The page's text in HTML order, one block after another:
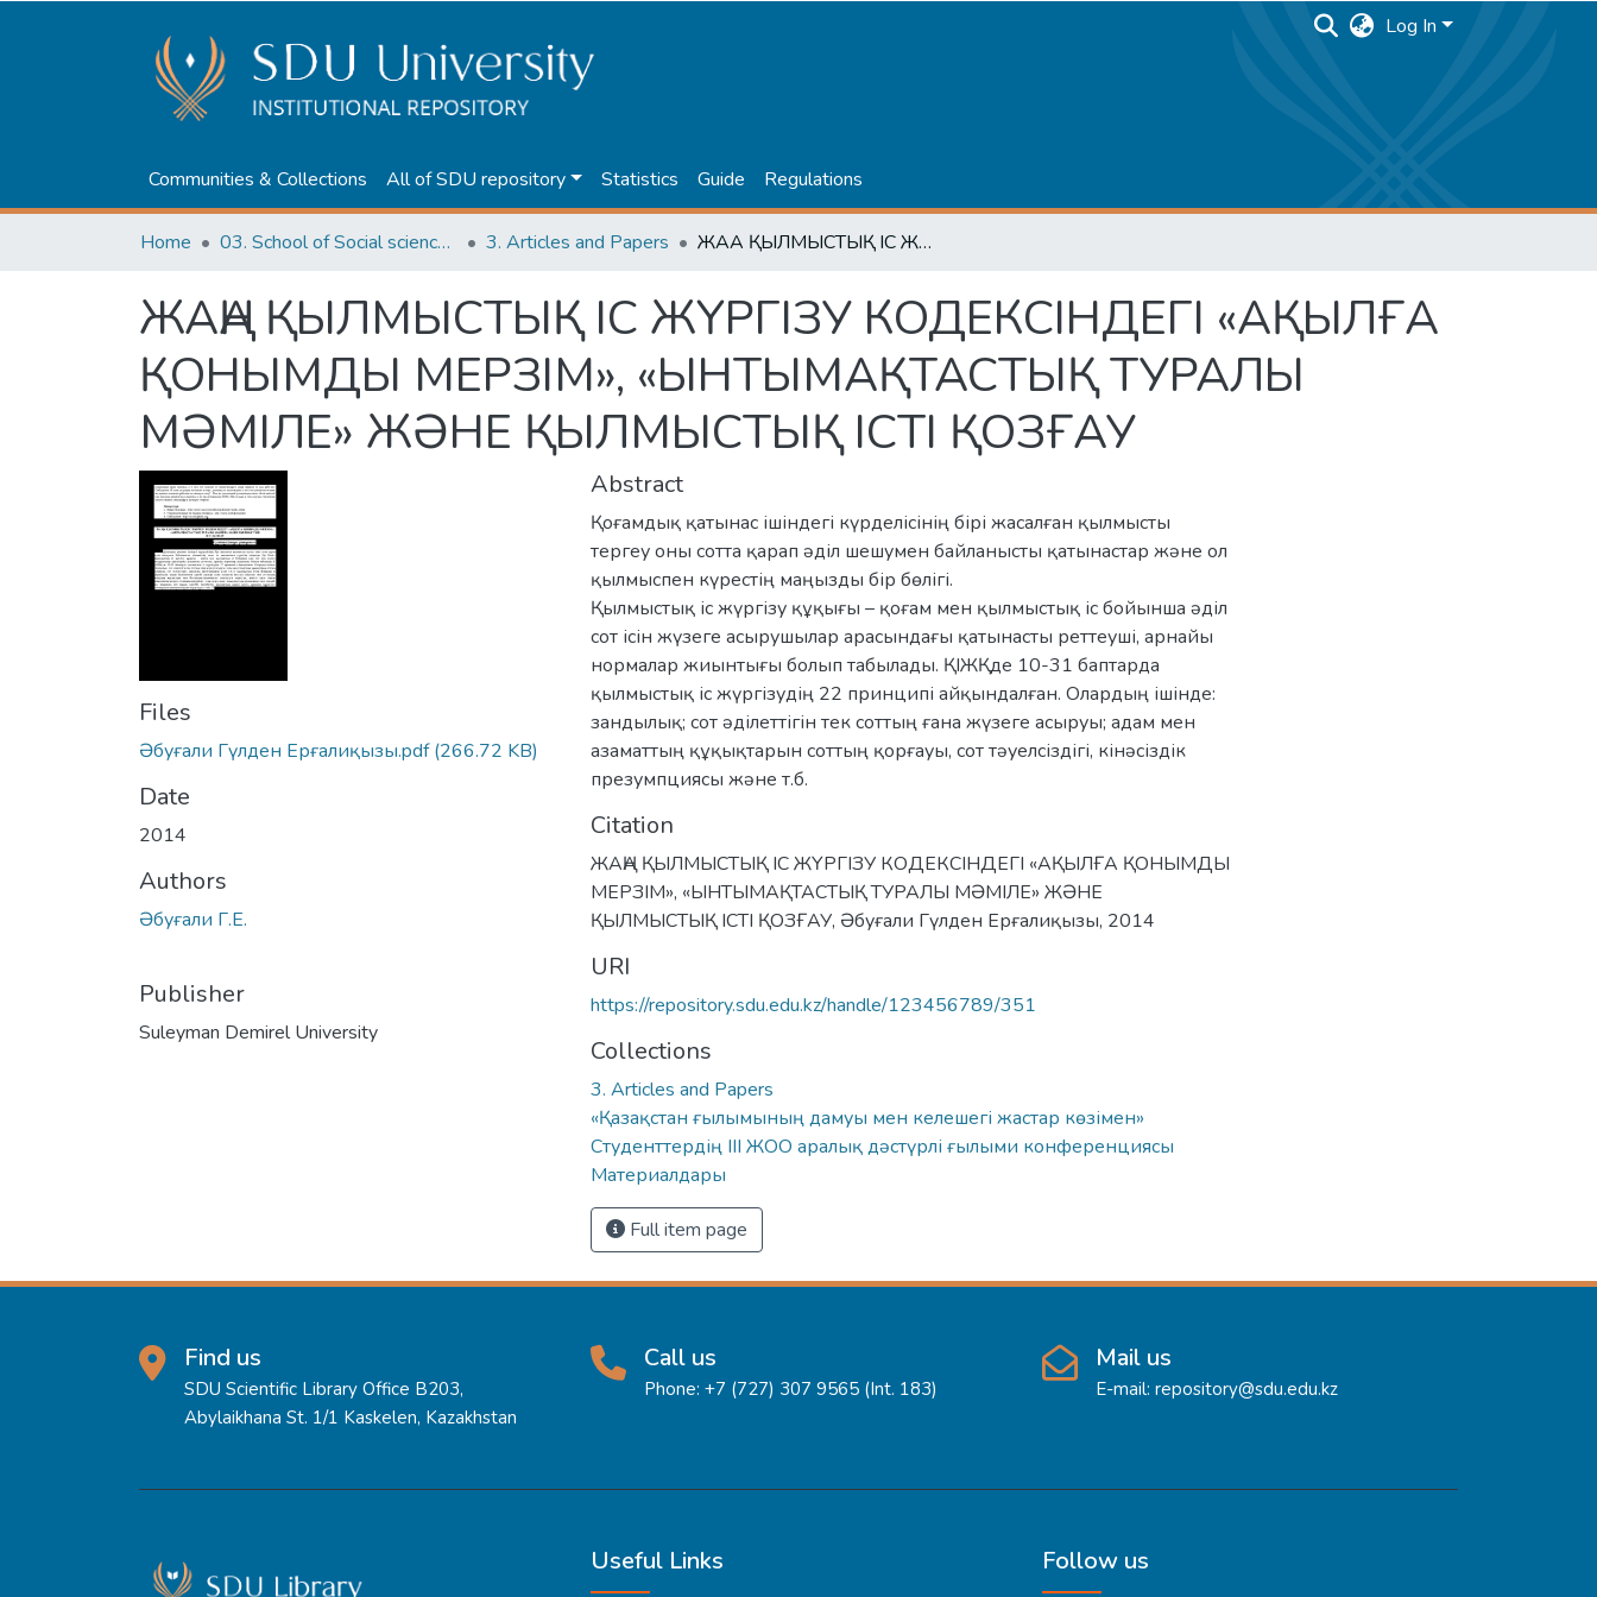
Log In
Communities & Collections All of SDU repository Statistics Guide Regulations
Home 03. School of Social sciences, Business and Law 3. Articles and Papers ЖАҢА ҚЫЛМЫСТЫҚ ІС ЖҮРГІЗУ КОДЕКСІНДЕГІ «АҚЫЛҒА ҚОНЫМДЫ МЕРЗІМ», «ЫНТЫМАҚТАСТЫҚ ТУРАЛЫ МӘМІЛЕ» ЖӘНЕ ҚЫЛМЫСТЫҚ ІСТІ ҚОЗҒАУ
ЖАҢА ҚЫЛМЫСТЫҚ ІС ЖҮРГІЗУ КОДЕКСІНДЕГІ «АҚЫЛҒА
ҚОНЫМДЫ МЕРЗІМ», «ЫНТЫМАҚТАСТЫҚ ТУРАЛЫ
МӘМІЛЕ» ЖӘНЕ ҚЫЛМЫСТЫҚ ІСТІ ҚОЗҒАУ
Files
Әбуғали Гүлден Ерғалиқызы.pdf(266.72 KB)
Date
2014
Authors
Әбуғали Г.Е.
Publisher
Suleyman Demirel University
Abstract
Қоғамдық қатынас ішіндегі күрделісінің бірі жасалған қылмысты
тергеу оны сотта қарап әділ шешумен байланысты қатынастар және ол
қылмыспен күрестің маңызды бір бөлігі.
Қылмыстық іс жүргізу құқығы – қоғам мен қылмыстық іс бойынша әділ
сот ісін жүзеге асырушылар арасындағы қатынасты реттеуші, арнайы
нормалар жиынтығы болып табылады. ҚІЖҚде 10-31 баптарда
қылмыстық іс жүргізудің 22 принципі айқындалған. Олардың ішінде:
зандылық; сот әділеттігін тек соттың ғана жүзеге асыруы; адам мен
азаматтың құқықтарын соттың қорғауы, сот тәуелсіздігі, кінәсіздік
Citation
ЖАҢА ҚЫЛМЫСТЫҚ ІС ЖҮРГІЗУ КОДЕКСІНДЕГІ «АҚЫЛҒА ҚОНЫМДЫ
МЕРЗІМ», «ЫНТЫМАҚТАСТЫҚ ТУРАЛЫ МӘМІЛЕ» ЖӘНЕ
ҚЫЛМЫСТЫҚ ІСТІ ҚОЗҒАУ, Әбуғали Гүлден Ерғалиқызы, 2014
URI
https://repository.sdu.edu.kz/handle/123456789/351
Collections
3. Articles and Papers
«Қазақстан ғылымының дамуы мен келешегі жастар көзімен»
Студенттердің IІІ ЖОО аралық дәстүрлі ғылыми конференциясы
Материалдары
Full item page
Find us
SDU Scientific Library Office B203,
Abylaikhana St. 1/1 Kaskelen, Kazakhstan
Call us
Phone: +7 (727) 307 9565 (Int. 183)
Mail us
E-mail: repository@sdu.edu.kz
Useful Links Follow us